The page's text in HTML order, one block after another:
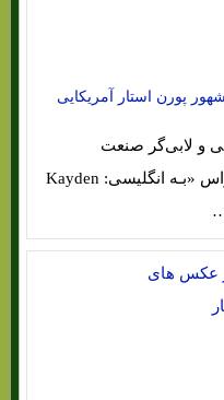
و لابی‌گر صنعت
سرگرمی‌های بزرگسالان کیدن کراس «بـه انگلیسی: Kayden